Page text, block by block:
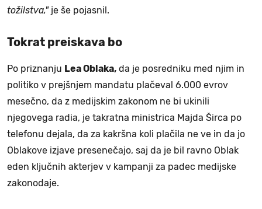
tožilstva,"je še pojasnil.
Tokrat preiskava bo
Po priznanju Lea Oblaka, da je posredniku med njim in
politiko v prejšnjem mandatu plačeval 6.000 evrov
mesečno, da z medijskim zakonom ne bi ukinili
njegovega radia, je takratna ministrica Majda Širca po
telefonu dejala, da za kakršna koli plačila ne ve in da jo
Oblakove izjave presenečajo, saj da je bil ravno Oblak
eden ključnih akterjev v kampanji za padec medijske
zakonodaje.